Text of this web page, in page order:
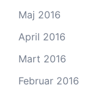
Maj 2016
April 2016
Mart 2016
Februar 2016